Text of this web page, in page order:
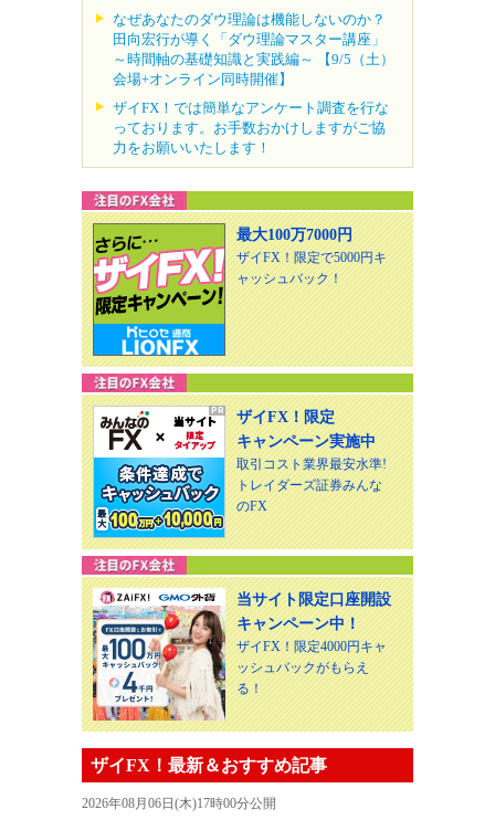
なぜあなたのダウ理論は機能しないのか？
田向宏行が導く「ダウ理論マスター講座」
～時間軸の基礎知識と実践編～ 【9/5（土）
会場+オンライン同時開催】
ザイFX！では簡単なアンケート調査を行な
っております。お手数おかけしますがご協
力をお願いいたします！
最大100万7000円
ザイFX！限定で5000円キ
ャッシュバック！
ザイFX！限定
キャンペーン実施中
取引コスト業界最安水準!
トレイダーズ証券みんな
のFX
当サイト限定口座開設
キャンペーン中！
ザイFX！限定4000円キャ
ッシュバックがもらえ
る！
ザイFX！最新＆おすすめ記事
2026年08月06日(木)17時00分公開